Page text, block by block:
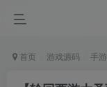
首页 游戏源码 手